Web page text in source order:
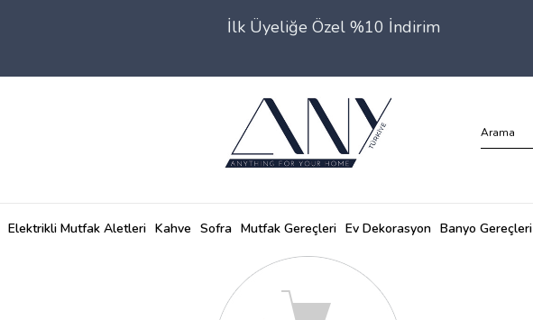
İlk Üyeliğe Özel %10 İndirim
Elektrikli Mutfak Aletleri Kahve Sofra Mutfak Gereçleri Ev Dekorasyon Banyo Gereçleri